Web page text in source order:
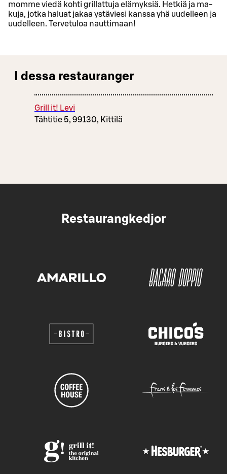
mom­me viedä kohti gril­lat­tu­ja elä­myk­siä. Het­kiä ja ma­
ku­ja, jotka ha­luat jakaa ys­tä­vie­si kans­sa yhä uu­del­leen ja
uu­del­leen. Ter­ve­tu­loa naut­ti­maan!
I dessa restauranger
Grill it! Levi
Tähtitie 5, 99130, Kittilä
Restaurangkedjor